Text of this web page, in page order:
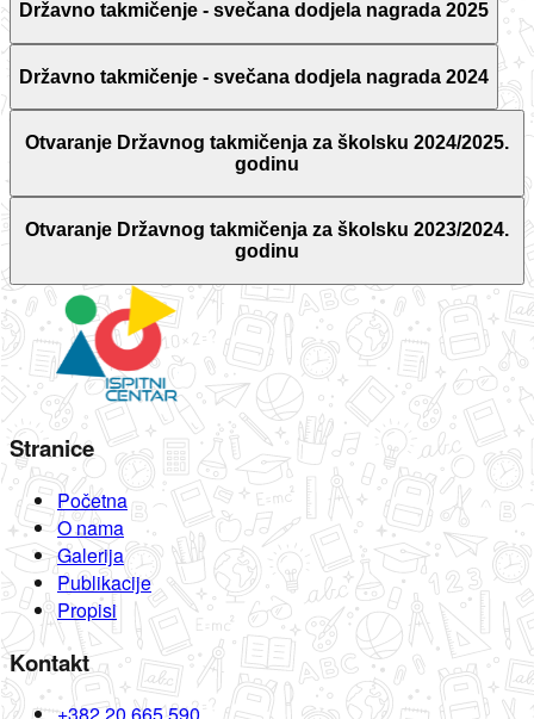
Državno takmičenje - svečana dodjela nagrada 2025
Državno takmičenje - svečana dodjela nagrada 2024
Otvaranje Državnog takmičenja za školsku 2024/2025.
godinu
Otvaranje Državnog takmičenja za školsku 2023/2024.
godinu
Stranice
Početna
O nama
Galerija
Publikacije
Propisi
Kontakt